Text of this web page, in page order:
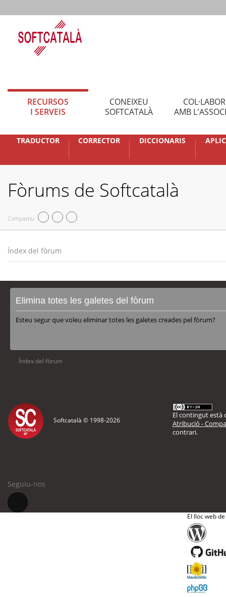
RECURSOS
I SERVEIS
CONEIXEU
SOFTCATALÀ
AMB
TRADUCTOR CORRECTOR DICCIONARIS
Fòrums de Softcatalà
Compartiu
Índex del fòrum
Elimina totes les galetes del fòrum
Esteu segur que voleu eliminar totes les galetes creades pel fòrum?
Índex del fòrum
Softcatalà © 1998-2026
El contingut està
Atribució -
contrari.
Seguiu-nos
El lloc web